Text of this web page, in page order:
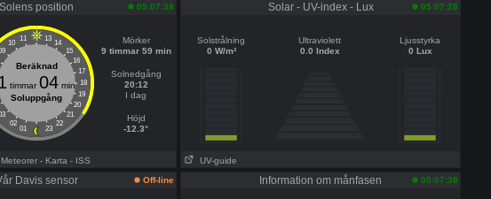
Solens position 05:07:38
11 13
10
14
15
16
17
18
19
20
21
02
22
01 23
Beräknad
timmar 04 min
Soluppgång
Mörker
9 timmar 59 min
Solnedgång
20:12
I dag
Höjd
-12.3°
- Karta - ISS
Solar - UV-index - Lux 05:07:28
Solstrålning
0 W/m²
Ultraviolett
0.0 Index
Ljusstyrka
0 Lux
UV-guide
Davis sensor Off-line Information om månfasen 05:07:38